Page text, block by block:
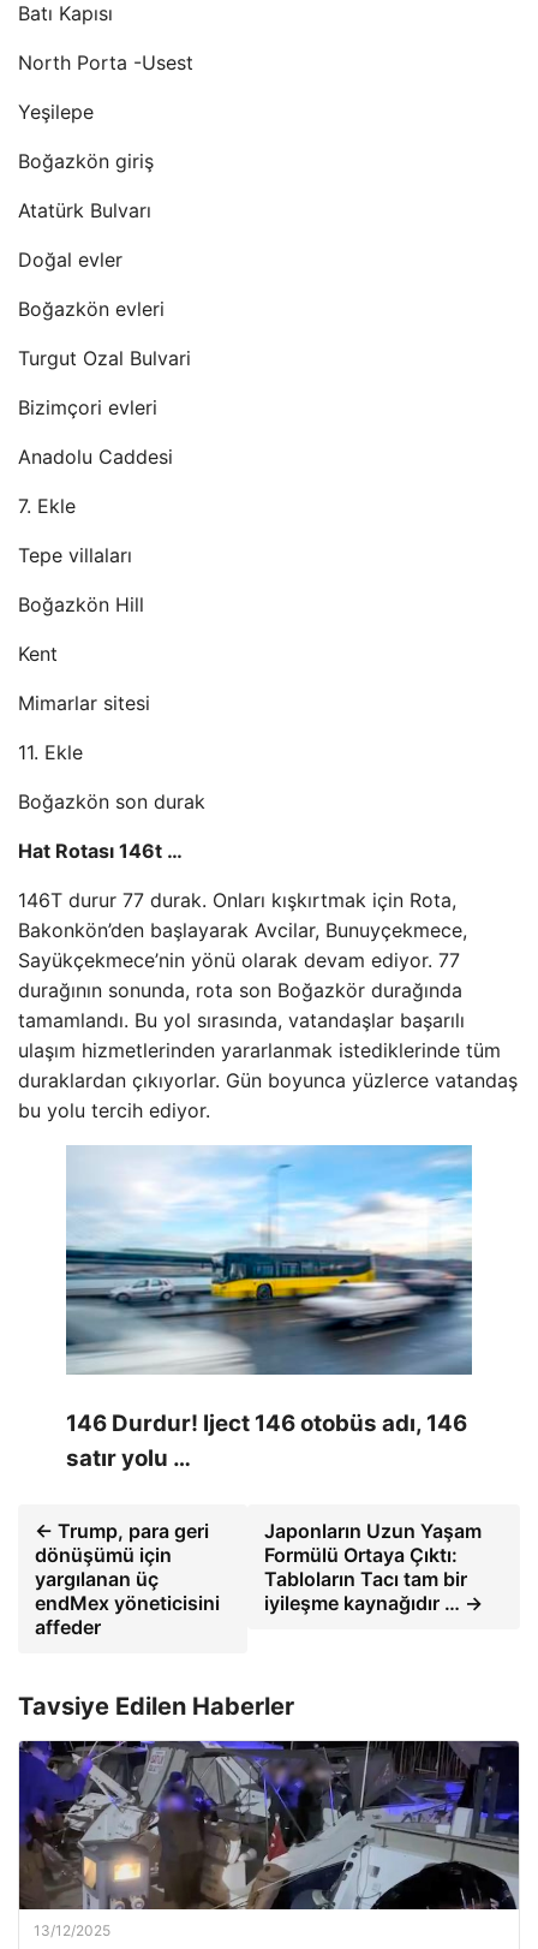
Batı Kapısı
North Porta -Usest
Yeşilepe
Boğazkön giriş
Atatürk Bulvarı
Doğal evler
Boğazkön evleri
Turgut Ozal Bulvari
Bizimçori evleri
Anadolu Caddesi
7. Ekle
Tepe villaları
Boğazkön Hill
Kent
Mimarlar sitesi
11. Ekle
Boğazkön son durak
Hat Rotası 146t …
146T durur 77 durak. Onları kışkırtmak için Rota,
Bakonkön’den başlayarak Avcilar, Bunuyçekmece,
Sayükçekmece’nin yönü olarak devam ediyor. 77
durağının sonunda, rota son Boğazkör durağında
tamamlandı. Bu yol sırasında, vatandaşlar başarılı
ulaşım hizmetlerinden yararlanmak istediklerinde tüm
duraklardan çıkıyorlar. Gün boyunca yüzlerce vatandaş
bu yolu tercih ediyor.
146 Durdur! Iject 146 otobüs adı, 146
satır yolu …
← Trump, para geri
dönüşümü için
yargılanan üç
endMex yöneticisini
affeder
Japonların Uzun Yaşam
Formülü Ortaya Çıktı:
Tabloların Tacı tam bir
iyileşme kaynağıdır … →
Tavsiye Edilen Haberler
13/12/2025